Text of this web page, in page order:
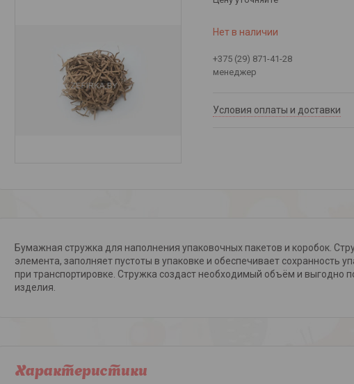
Нет в наличии
+375 (29) 871-41-28
менеджер
Условия оплаты и доставки
Бумажная стружка для наполнения упаковочных пакетов и коробок.
элемента, заполняет пустоты в упаковке и обеспечивает сохранность
при транспортировке. Стружка создаст необходимый объём и выгодно
изделия.
Характеристики